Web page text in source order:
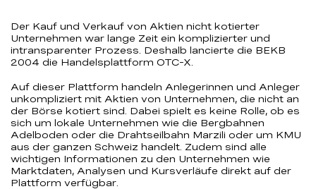
Der Kauf und Verkauf von Aktien nicht kotierter
Unternehmen war lange Zeit ein komplizierter und
intransparenter Prozess. Deshalb lancierte die BEKB
2004 die Handelsplattform OTC-X.
Auf dieser Plattform handeln Anlegerinnen und Anleger
unkompliziert mit Aktien von Unternehmen, die nicht an
der Börse kotiert sind. Dabei spielt es keine Rolle, ob es
sich um lokale Unternehmen wie die Bergbahnen
Adelboden oder die Drahtseilbahn Marzili oder um KMU
aus der ganzen Schweiz handelt. Zudem sind alle
wichtigen Informationen zu den Unternehmen wie
Marktdaten, Analysen und Kursverläufe direkt auf der
Plattform verfügbar.